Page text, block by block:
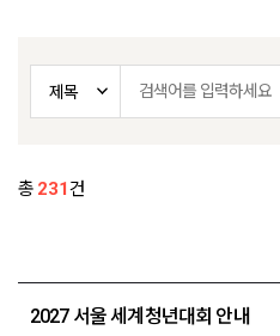
총 231건
2027 서울 세계청년대회 안내